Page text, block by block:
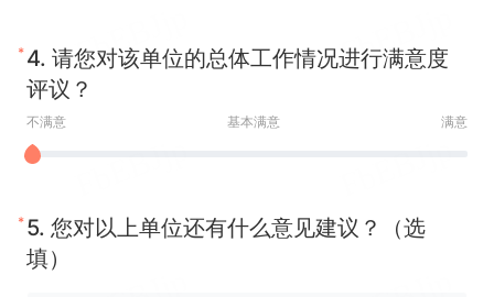
* 4. 请您对该单位的总体工作情况进行满意度
评议？
不满意 基本满意 满意
* 5. 您对以上单位还有什么意见建议？（选
填）